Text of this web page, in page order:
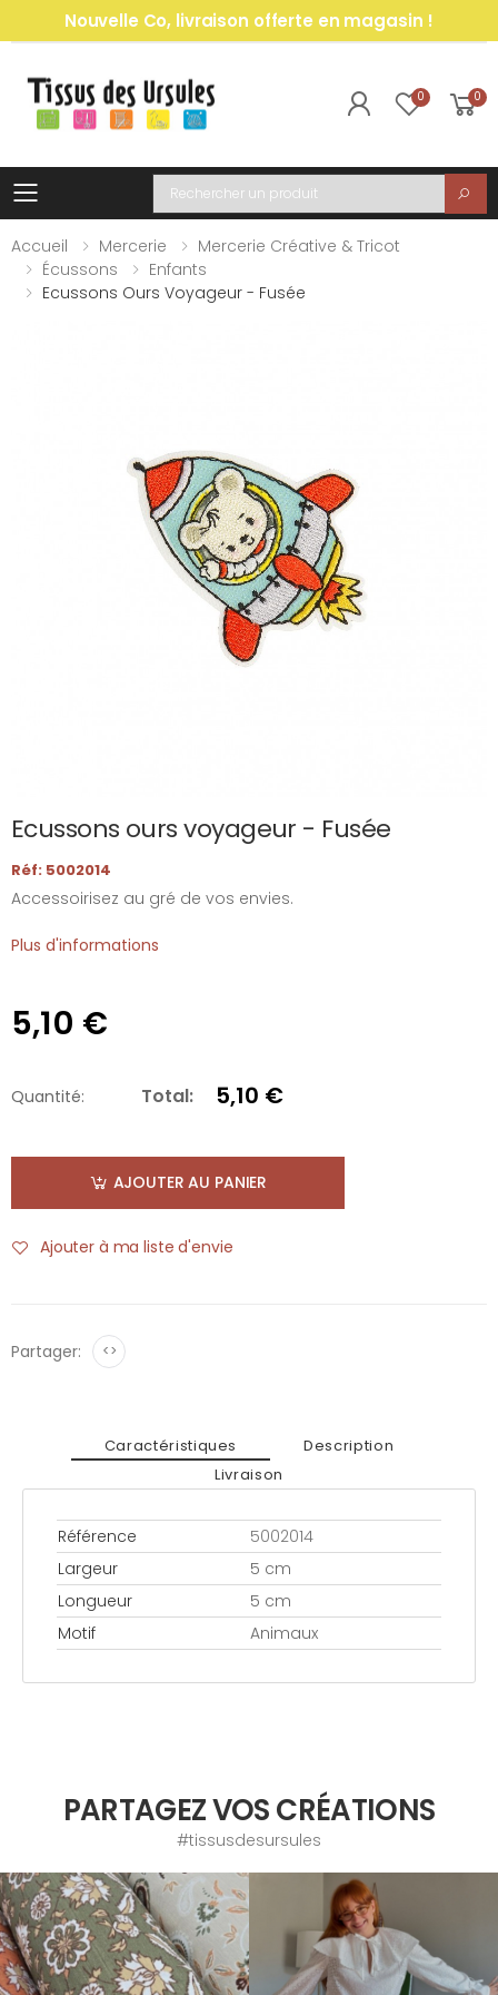
Nouvelle Co, livraison offerte en magasin !
0 0
Toggle mobile menu
Recherche
Accueil
Mercerie
Mercerie Créative & Tricot
Écussons
Enfants
Ecussons Ours Voyageur - Fusée
Ecussons ours voyageur - Fusée
Réf: 5002014
Accessoirisez au gré de vos envies.
Plus d'informations
5,10 €
Quantité: Total: 5,10 €
AJOUTER AU PANIER
Ajouter à ma liste d'envie
Partager: <>
Caractéristiques
Description
Livraison
Référence
5002014
Largeur
5 cm
Longueur
5 cm
Motif
Animaux
PARTAGEZ VOS CRÉATIONS
#tissusdesursules